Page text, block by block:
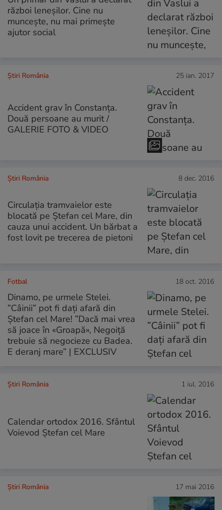
război leneșilor. Cine nu
muncește, nu mai primește
ajutor social
Știri România 25 ian. 2017
Accident grav în Constanța.
Două persoane au murit /
GALERIE FOTO & VIDEO
Știri România 8 dec. 2016
Circulația tramvaielor este
blocată pe Ștefan cel Mare, din
cauza unui accident. Un bărbat a
fost lovit pe trecerea de pietoni
Fotbal 18 oct. 2016
Dinamo, pe urmele Stelei.
”Câinii” pot fi dați afară din
Ștefan cel Mare! ”Dacă mai vrea
să joace în «Groapă», Negoiță
trebuie să negocieze cu Badea.
E deranj mare” | EXCLUSIV
Știri România 1 iul. 2016
Calendar ortodox 2016. Sfântul
Voievod Ștefan cel Mare
Știri România 17 mai 2016